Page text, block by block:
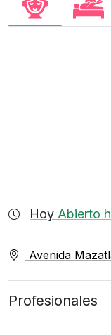
Hoy Abierto
Avenida
Profesionales